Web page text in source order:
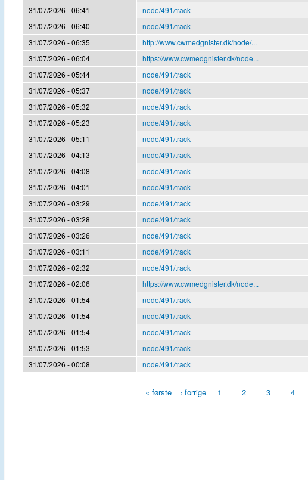
31/07/2026 - 06:41
node/491/track
31/07/2026 - 06:40
node/491/track
31/07/2026 - 06:35
http://www.cwmedgnister.dk/node/...
31/07/2026 - 06:04
https://www.cwmedgnister.dk/node...
31/07/2026 - 05:44
node/491/track
31/07/2026 - 05:37
node/491/track
31/07/2026 - 05:32
node/491/track
31/07/2026 - 05:23
node/491/track
31/07/2026 - 05:11
node/491/track
31/07/2026 - 04:13
node/491/track
31/07/2026 - 04:08
node/491/track
31/07/2026 - 04:01
node/491/track
31/07/2026 - 03:29
node/491/track
31/07/2026 - 03:28
node/491/track
31/07/2026 - 03:26
node/491/track
31/07/2026 - 03:11
node/491/track
31/07/2026 - 02:32
node/491/track
31/07/2026 - 02:06
https://www.cwmedgnister.dk/node...
31/07/2026 - 01:54
node/491/track
31/07/2026 - 01:54
node/491/track
31/07/2026 - 01:54
node/491/track
31/07/2026 - 01:53
node/491/track
31/07/2026 - 00:08
node/491/track
« første ‹ forrige 1 2 3 4